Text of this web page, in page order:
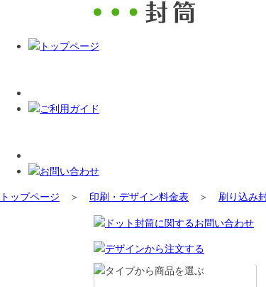
トップページ ＞ 印刷・デザイン料金表 ＞ 刷り込み